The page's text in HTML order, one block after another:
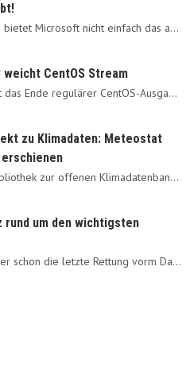
[ad_1] Überraschend bietet Microsoft nicht einfach das alte…
weicht CentOS Stream
[ad_1] Red Hat läutet das Ende regulärer CentOS-Ausgaben ein:…
zu Klimadaten: Meteostat
erschienen
[ad_1] Die Python-Bibliothek zur offenen Klimadatenbank Meteostat…
rund um den wichtigsten
[ad_1] Für viele war er schon die letzte Rettung vorm Daten-Nirvana:…